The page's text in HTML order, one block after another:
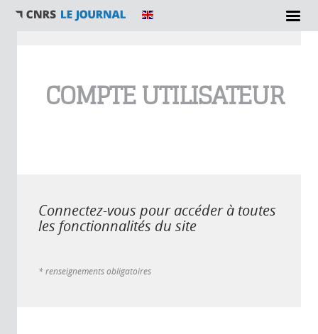
COMPTE UTILISATEUR
Connectez-vous pour accéder à toutes
les fonctionnalités du site
* renseignements obligatoires